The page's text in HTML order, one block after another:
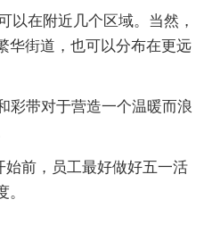
在附近几个区域。当然，
华街道，也可以分布在更远
带对于营造一个温暖而浪
前，员工最好做好五一活